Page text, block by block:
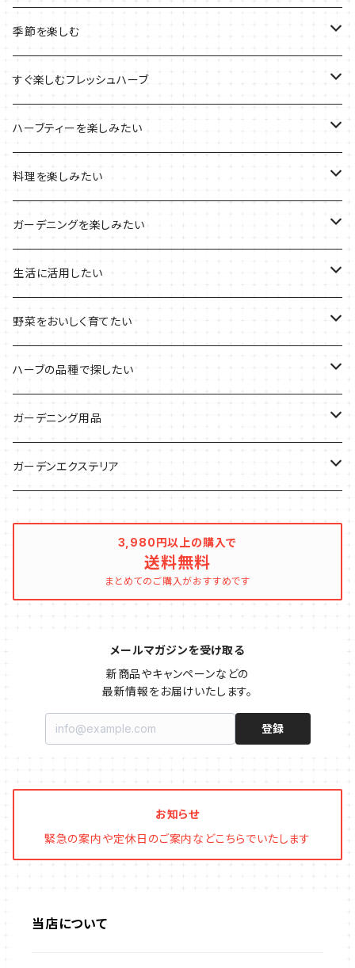
ルーツポーチの栽培キット
ブリキプランターの栽培キット
木製プランターの栽培キット
プラ製プランターの栽培キット
その他のプランターの栽培キット
農場長おすすめセット
おすすめの寄せ植え
季節を楽しむ
2022年のお正月
2022年の母の日
2021年の敬老の日
2021年のハロウィン
2021年のクリスマス
すぐ楽しむフレッシュハーブ
ハーブミックス
ハーブブーケ
フレッシュハーブ
ハーブティーを楽しみたい
ハーブティーの定番ハーブ
リラックスしたい時に
シャキッとしたい時に
デトックスに
気分で香りを楽しみたい
料理を楽しみたい
料理の定番ハーブ
イタリア料理に
魚料理に
BBQ・肉料理に
サラダに使いたい
秋植えで料理に
ガーデニングを楽しみたい
花を楽しみたい
カラーリーフ
ハーブガーデンづくりに
夏のハーブガーデンに
生活に活用したい
パーティーハーブ
インスタ映えハーブ
虫よけに使いたい
ハーブバスに
野菜をおいしく育てたい
トマトのコンパニオン
ジャガイモのコンパニオン
葉物野菜のコンパニオン
イチゴをおいしく育てたい
ハーブの品種で探したい
ミント・ハーブ苗
バジル・ハーブ苗
ガーデニング用品
その他
樹脂製 / プラ製プランター
ファイバー製プランター
ブリキ製プランター
木製プランター
ガーデンエクステリア
3,980円以上の購入で
送料無料
まとめてのご購入がおすすめです
メールマガジンを受け取る
新商品やキャンペーンなどの
最新情報をお届けいたします。
登録
お知らせ
緊急の案内や定休日のご案内などこちらでいたします
当店について